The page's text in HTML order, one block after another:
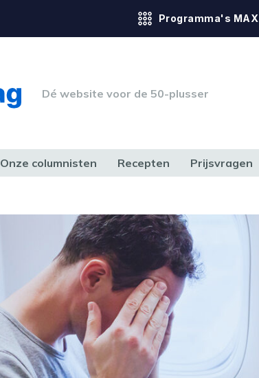
Programma's MAX
Dé website voor de 50-plusser
Onze columnisten Recepten Prijsvragen